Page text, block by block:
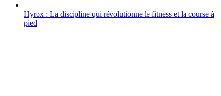
Hyrox : La discipline qui révolutionne le fitness et la course à
pied